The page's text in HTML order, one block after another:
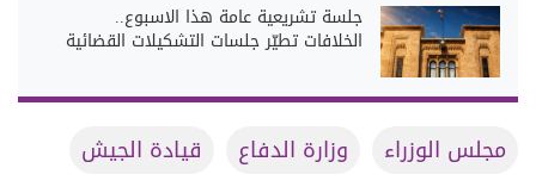
جلسة تشريعية عامة هذا الاسبوع..
الخلافات تطيّر جلسات التشكيلات القضائية
مجلس الوزراء وزارة الدفاع
قيادة الجيش